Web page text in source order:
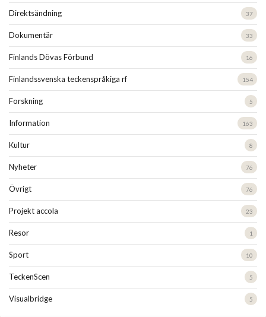
Direktsändning 37
Dokumentär 33
Finlands Dövas Förbund 16
Finlandssvenska teckenspråkiga rf 154
Forskning 5
Information 163
Kultur 8
Nyheter 76
Övrigt 76
Projekt accola 23
Resor 1
Sport 10
TeckenScen 5
Visualbridge 5